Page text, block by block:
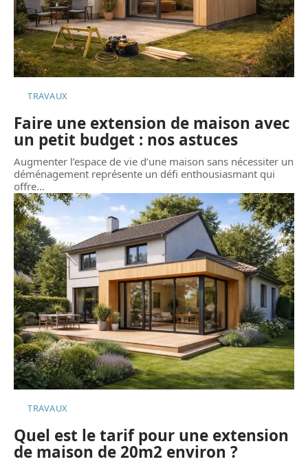
TRAVAUX
Faire une extension de maison avec
un petit budget : nos astuces
Augmenter l’espace de vie d’une maison sans nécessiter un
déménagement représente un défi enthousiasmant qui
offre…
TRAVAUX
Quel est le tarif pour une extension
de maison de 20m2 environ ?